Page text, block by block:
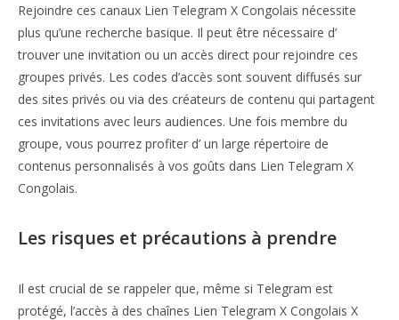
Rejoindre ces canaux Lien Telegram X Congolais nécessite
plus qu’une recherche basique. Il peut être nécessaire d’
trouver une invitation ou un accès direct pour rejoindre ces
groupes privés. Les codes d’accès sont souvent diffusés sur
des sites privés ou via des créateurs de contenu qui partagent
ces invitations avec leurs audiences. Une fois membre du
groupe, vous pourrez profiter d’ un large répertoire de
contenus personnalisés à vos goûts dans Lien Telegram X
Congolais.
Les risques et précautions à prendre
Il est crucial de se rappeler que, même si Telegram est
protégé, l’accès à des chaînes Lien Telegram X Congolais X